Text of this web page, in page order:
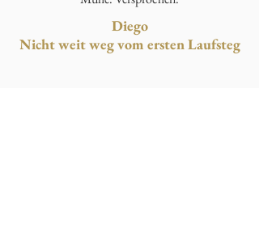
Diego
Nicht weit weg vom ersten Laufsteg